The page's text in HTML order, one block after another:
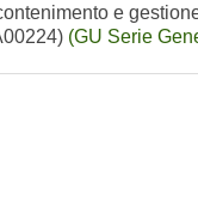
e
(GU Serie